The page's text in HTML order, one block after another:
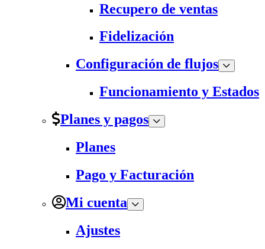
Recupero de ventas
Fidelización
Configuración de flujos
Funcionamiento y Estados
Planes y pagos
Planes
Pago y Facturación
Mi cuenta
Ajustes